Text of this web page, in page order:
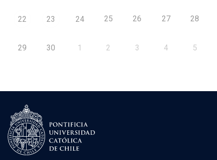
22 23 24 25 26 27 28
29 30 1 2 3 4 5